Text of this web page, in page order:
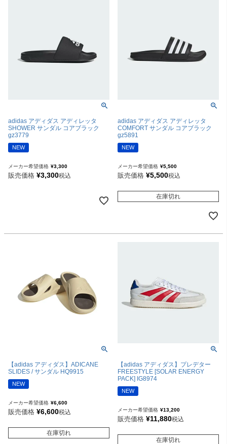
adidas アディダス アディレッタ
SHOWER サンダル コアブラック
gz3779
NEW
メーカー希望価格 ¥3,300
販売価格 ¥3,300税込
adidas アディダス アディレッタ
COMFORT サンダル コアブラック
gz5891
NEW
メーカー希望価格 ¥5,500
販売価格 ¥5,500税込
在庫切れ
【adidas アディダス】ADICANE
SLIDES / サンダル HQ9915
NEW
メーカー希望価格 ¥6,600
販売価格 ¥6,600税込
在庫切れ
【adidas アディダス】プレデター
FREESTYLE [SOLAR ENERGY
PACK] IG8974
NEW
メーカー希望価格 ¥13,200
販売価格 ¥11,880税込
在庫切れ